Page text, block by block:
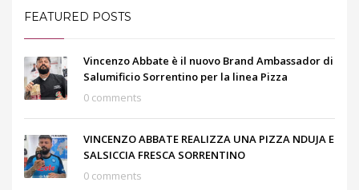
FEATURED POSTS
Vincenzo Abbate è il nuovo Brand Ambassador di
Salumificio Sorrentino per la linea Pizza
0 comments
VINCENZO ABBATE REALIZZA UNA PIZZA NDUJA E
SALSICCIA FRESCA SORRENTINO
0 comments